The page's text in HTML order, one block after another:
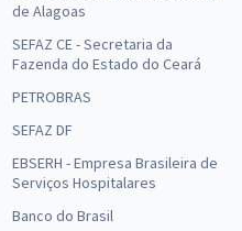
Específicos para o
Área: Finanças Públicas
à vista
R$19,99
de Alagoas
SEFAZ CE - Secretaria da
Fazenda do Estado do Ceará
PETROBRAS
SEFAZ DF
EBSERH - Empresa Brasileira de
Serviços Hospitalares
Banco do Brasil